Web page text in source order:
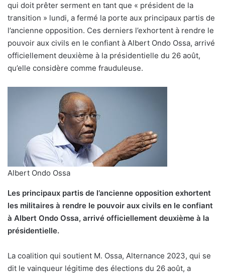
qui doit prêter serment en tant que « président de la
transition » lundi, a fermé la porte aux principaux partis de
l’ancienne opposition. Ces derniers l’exhortent à rendre le
pouvoir aux civils en le confiant à Albert Ondo Ossa, arrivé
officiellement deuxième à la présidentielle du 26 août,
qu’elle considère comme frauduleuse.
Albert Ondo Ossa
Les principaux partis de l’ancienne opposition exhortent
les militaires à rendre le pouvoir aux civils en le confiant
à Albert Ondo Ossa, arrivé officiellement deuxième à la
présidentielle.
La coalition qui soutient M. Ossa, Alternance 2023, qui se
dit le vainqueur légitime des élections du 26 août, a